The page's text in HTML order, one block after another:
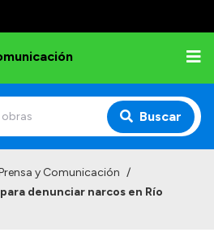
Buscar
y Comunicación /
denunciar narcos en Río